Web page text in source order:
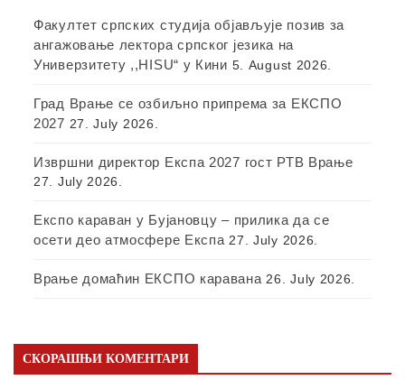
Факултет српских студија објављује позив за
ангажовање лектора српског језика на
Универзитету ,,HISU“ у Кини 5. August 2026.
Град Врање се озбиљно припрема за ЕКСПО
2027 27. July 2026.
Извршни директор Експа 2027 гост РТВ Врање
27. July 2026.
Експо караван у Бујановцу – прилика да се
осети део атмосфере Експа 27. July 2026.
Врање домаћин ЕКСПО каравана 26. July 2026.
СКОРАШЊИ КОМЕНТАРИ